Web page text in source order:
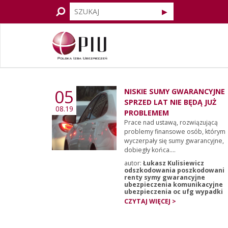
05
08.19
NISKIE SUMY GWARANCYJNE
SPRZED LAT NIE BĘDĄ JUŻ
PROBLEMEM
Prace nad ustawą, rozwiązującą
problemy finansowe osób, którym
wyczerpały się sumy gwarancyjne,
dobiegły końca....
autor: Łukasz Kulisiewicz
odszkodowania poszkodowani
renty symy gwarancyjne
ubezpieczenia komunikacyjne
ubezpieczenia oc ufg wypadki
CZYTAJ WIĘCEJ >